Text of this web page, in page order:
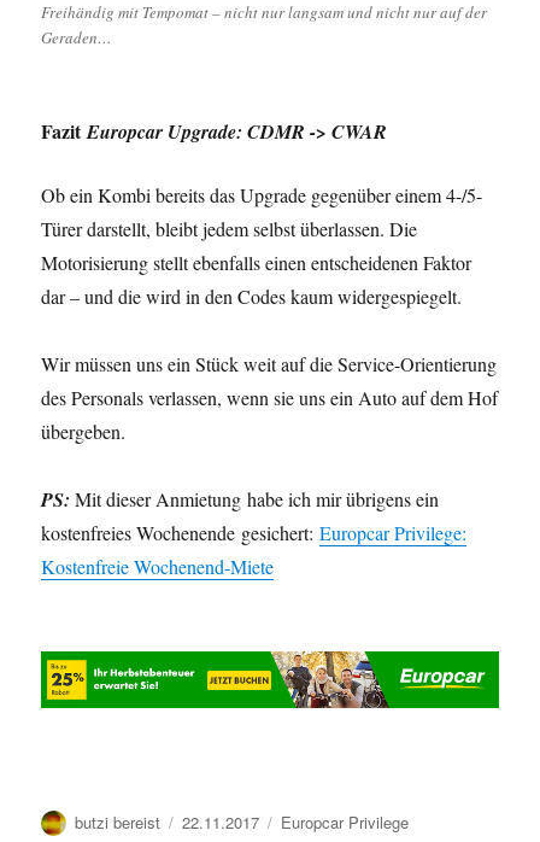
Freihändig mit Tempomat – nicht nur langsam und nicht nur auf der
Geraden…
FazitEuropcar Upgrade: CDMR -> CWAR
Ob ein Kombi bereits das Upgrade gegenüber einem 4-/5-
Türer darstellt, bleibt jedem selbst überlassen. Die
Motorisierung stellt ebenfalls einen entscheidenen Faktor
dar – und die wird in den Codes kaum widergespiegelt.
Wir müssen uns ein Stück weit auf die Service-Orientierung
des Personals verlassen, wenn sie uns ein Auto auf dem Hof
übergeben.
PS: Mit dieser Anmietung habe ich mir übrigens ein
kostenfreies Wochenende gesichert:Europcar Privilege:
Kostenfreie Wochenend-Miete
Autor
butzi bereist
Veröffentlicht
22.11.2017 Kategorien
Europcar Privilege